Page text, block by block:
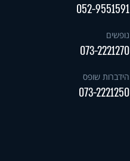
052-9551591
נופשים
073-2221270
הידברות שופס
073-2221250